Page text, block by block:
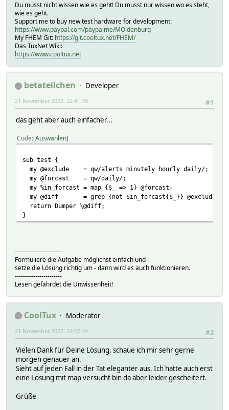
print join(',',keys %exclude) . "\n";
exit 0;
Du musst nicht wissen wie es geht! Du musst nur wissen wo es steht,
wie es geht.
Support me to buy new test hardware for development:
https://www.paypal.com/paypalme/MOldenburg
My FHEM Git: https://git.cooltux.net/FHEM/
Das TuxNet Wiki:
https://www.cooltux.net
betateilchen
Developer
#1
21 November 2022, 22:41:39
das geht aber auch einfacher...
Code Auswählen
sub test {
my @exclude = qw/alerts minutely hourly daily/;
my @forcast = qw/daily/;
my %in_forcast = map {$_ => 1} @forcast;
my @diff = grep {not $in_forcast{$_}} @exclude;
return Dumper \@diff;
}
-----------------------
Formuliere die Aufgabe möglichst einfach und
setze die Lösung richtig um - dann wird es auch funktionieren.
-----------------------
Lesen gefährdet die Unwissenheit!
CoolTux
Moderator
#2
21 November 2022, 22:57:34
Vielen Dank für Deine Lösung, schaue ich mir sehr gerne
morgen genauer an.
Sieht auf jeden Fall in der Tat eleganter aus. Ich hatte auch erst
eine Lösung mit map versucht bin da aber leider gescheitert.
Grüße